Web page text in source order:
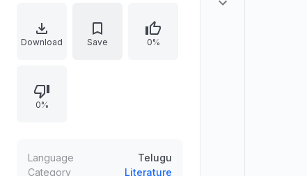
ఉత్పన్నమయ్యే విచ్చిత్తి ప్రక్రియ ఎలా విప్లవ
వర్గంతో కలుస్తుందో చెబుతుంది. మార్క్స్/
అనుబంధం గురించి చర్చిస్తుంది.
Download Save 0%
0%
Language
Telugu
Category
Literature